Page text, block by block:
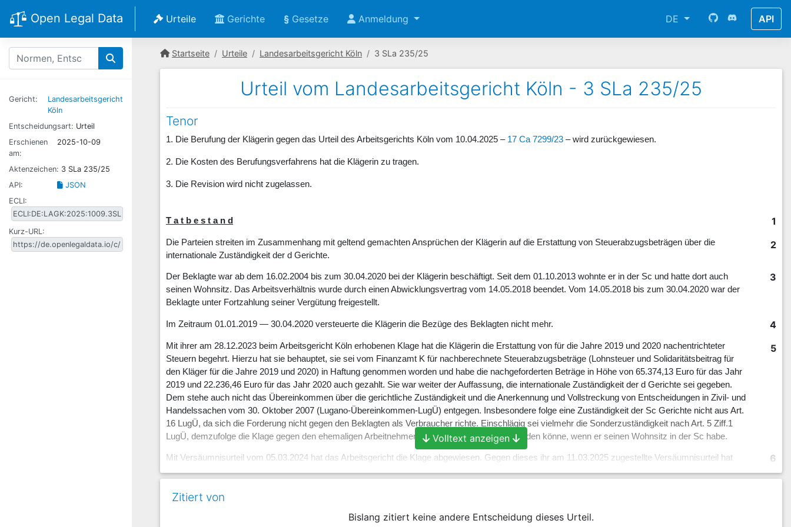
Open Legal Data Urteile Gerichte § Gesetze Anmeldung DE API
Gericht:
Landesarbeitsgericht
Köln
Entscheidungsart: Urteil
Erschienen
am:
2025-10-09
Aktenzeichen: 3 SLa 235/25
API:
JSON
ECLI:
Kurz-URL:
Startseite Urteile Landesarbeitsgericht Köln 3 SLa 235/25
Urteil vom Landesarbeitsgericht Köln - 3 SLa 235/25
Tenor
1. Die Berufung der Klägerin gegen das Urteil des Arbeitsgerichts Köln vom 10.04.2025 – 17 Ca 7299/23 – wird zurückgewiesen.
2. Die Kosten des Berufungsverfahrens hat die Klägerin zu tragen.
3. Die Revision wird nicht zugelassen.
1
T a t b e s t a n d
2
Die Parteien streiten im Zusammenhang mit geltend gemachten Ansprüchen der Klägerin auf die Erstattung von Steuerabzugsbeträgen über die
internationale Zuständigkeit der d Gerichte.
3
Der Beklagte war ab dem 16.02.2004 bis zum 30.04.2020 bei der Klägerin beschäftigt. Seit dem 01.10.2013 wohnte er in der Sc und hatte dort auch
seinen Wohnsitz. Das Arbeitsverhältnis wurde durch einen Abwicklungsvertrag vom 14.05.2018 beendet. Vom 14.05.2018 bis zum 30.04.2020 war der
Beklagte unter Fortzahlung seiner Vergütung freigestellt.
4
Im Zeitraum 01.01.2019 — 30.04.2020 versteuerte die Klägerin die Bezüge des Beklagten nicht mehr.
5
Mit ihrer am 28.12.2023 beim Arbeitsgericht Köln erhobenen Klage hat die Klägerin die Erstattung von für die Jahre 2019 und 2020 nachentrichteter
Steuern begehrt. Hierzu hat sie behauptet, sie sei vom Finanzamt K für nachberechnete Steuerabzugsbeträge (Lohnsteuer und Solidaritätsbeitrag für
den Kläger für die Jahre 2019 und 2020) in Haftung genommen worden und habe die nachgeforderten Beträge in Höhe von 65.374,13 Euro für das Jahr
2019 und 22.236,46 Euro für das Jahr 2020 auch gezahlt. Sie war weiter der Auffassung, die internationale Zuständigkeit der d Gerichte sei gegeben.
Dem stehe auch nicht das Übereinkommen über die gerichtliche Zuständigkeit und die Anerkennung und Vollstreckung von Entscheidungen in Zivil- und
Handelssachen vom 30. Oktober 2007 (Lugano-Übereinkommen-LugÜ) entgegen. Insbesondere folge eine Zuständigkeit der Sc Gerichte nicht aus Art.
16 LugÜ, da sich die Forderung nicht gegen den Beklagten als Verbraucher richte. Einschlägig sei vielmehr die Sonderzuständigkeit nach Art. 5 Ziff.1
LugÜ, demzufolge die Klage gegen den ehemaligen Arbeitnehmer auch dann in D erhoben werden könne, wenn er seinen Wohnsitz in der Sc habe.
6
Mit Versäumnisurteil vom 05.03.2024 hat das Arbeitsgericht die Klage abgewiesen. Gegen dieses ihr am 11.03.2025 zugestellte Versäumnisurteil hat
die Klägerin am 11.03.2025 Einspruch eingelegt.
Sie hat beantragt,
das Versäumnisurteil vom 05.03.2025 aufzuheben und den Beklagten zu verurteilen, an die Klägerin 87.610, 69 EUR nebst Zinsen i. H. v.
Volltext anzeigen
Zitiert von
Bislang zitiert keine andere Entscheidung dieses Urteil.